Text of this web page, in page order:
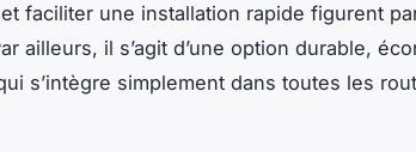
faciliter une installation rapide figurent
ailleurs, il s’agit d’une option durable,
s’intègre simplement dans toutes les